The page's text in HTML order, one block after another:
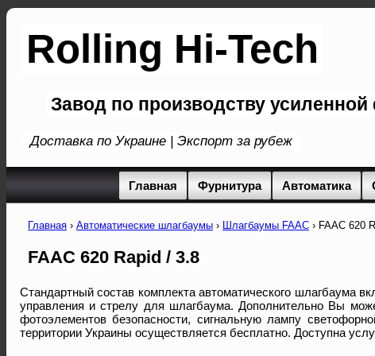
Rolling Hi-Tech
Завод по производству
Доставка по Украине | Экспорт за рубеж
Главная Фурнитура Автоматика
Главная › Автоматические шлагбаумы › Шлагбаумы FAAC › FAAC 620
FAAC 620 Rapid / 3.8
Стандартный состав комплекта автоматического шлагбаума
управления и стрелу для шлагбаума. Дополнительно Вы
фотоэлементов безопасности, сигнальную лампу
территории Украины осуществляется бесплатно. Доступна